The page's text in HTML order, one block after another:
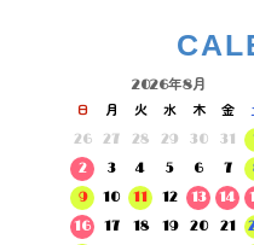
2026年8月
日 月 火 水 木 金
26
27 28 29 30 31
2
3 4 5 6 7
9
10 11 12 13 14
16
17 18 19 20 21